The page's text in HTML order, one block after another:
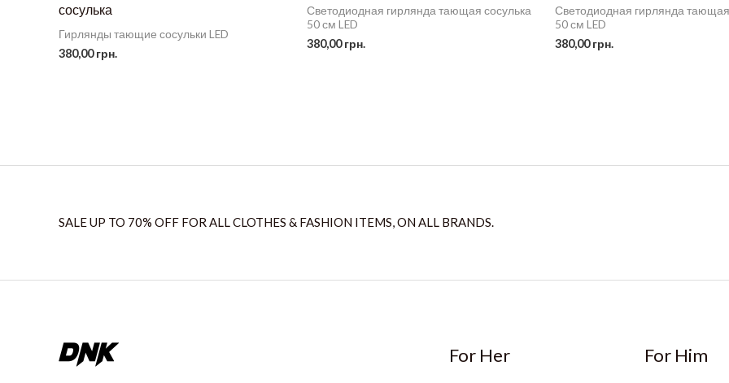
сосулька
Гирлянды тающие сосульки LED
380,00грн.
Светодиодная гирлянда тающая сосулька
50 см LED
380,00грн.
Светодиодная гирлянда тающая
50 см LED
380,00грн.
SALE UP TO 70% OFF FOR ALL CLOTHES & FASHION ITEMS, ON ALL BRANDS.
For Her For Him